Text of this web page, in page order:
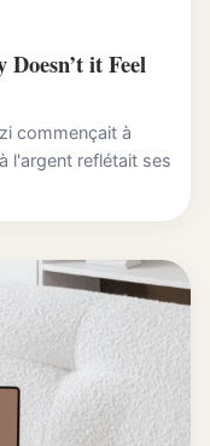
it Feel
commençait à
l'argent reflétait ses